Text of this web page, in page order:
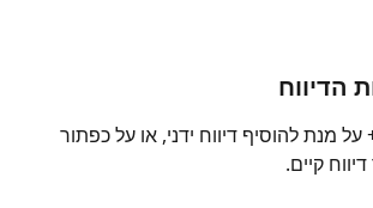
מנת להוסיף דיווח ידני, או על כפתור
קיים.